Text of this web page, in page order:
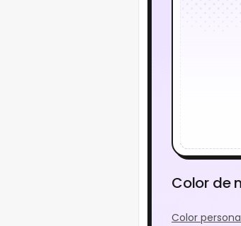
Color de
Color